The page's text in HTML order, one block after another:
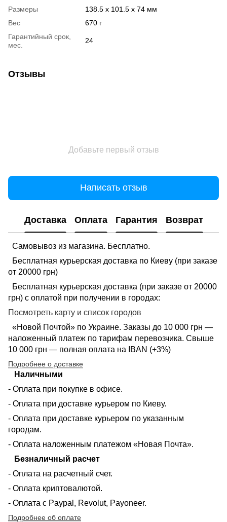
Размеры
138.5 x 101.5 x 74 мм
Вес
670 г
Гарантийный срок,
мес.
24
Отзывы
Добавьте первый отзыв
Написать отзыв
Доставка Оплата Гарантия Возврат
Самовывоз из магазина. Бесплатно.
Бесплатная курьерская доставка по Киеву (при заказе
от 20000 грн)
Бесплатная курьерская доставка (при заказе от 20000
грн) с оплатой при получении в городах:
Посмотреть карту и список городов
«Новой Почтой» по Украине. Заказы до 10 000 грн —
наложенный платеж по тарифам перевозчика. Свыше
10 000 грн — полная оплата на IBAN (+3%)
Подробнее о доставке
Наличными
- Оплата при покупке в офисе.
- Оплата при доставке курьером по Киеву.
- Оплата при доставке курьером по указанным
городам.
- Оплата наложенным платежом «Новая Почта».
Безналичный расчет
- Оплата на расчетный счет.
- Оплата криптовалютой.
- Оплата с Paypal, Revolut, Payoneer.
Подробнее об оплате